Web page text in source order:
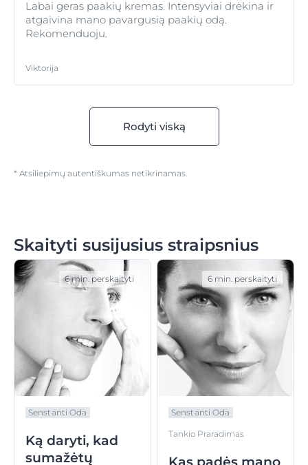
Labai geras paakių kremas. Intensyviai drėkina ir
atgaivina mano pavargusią paakių odą.
Rekomenduoju.
Viktorija
Rodyti viską
* Atsiliepimų autentiškumas netikrinamas.
Skaityti susijusius straipsnius
Senstanti Oda
Ką daryti, kad
sumažėtų
6 min. perskaityti
Senstanti Oda
Tankio Praradimas
6 min. perskaityti